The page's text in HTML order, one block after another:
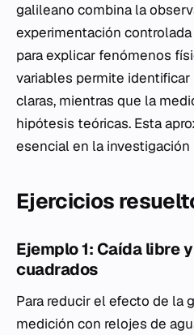
galileano combina la
experimentación
para explicar fenómenos
variables permite
claras, mientras que la
hipótesis teóricas. Esta
esencial en la investigación
Ejercicios
Ejemplo 1: Caída libre
cuadrados
Para reducir el efecto de la
medición con relojes de